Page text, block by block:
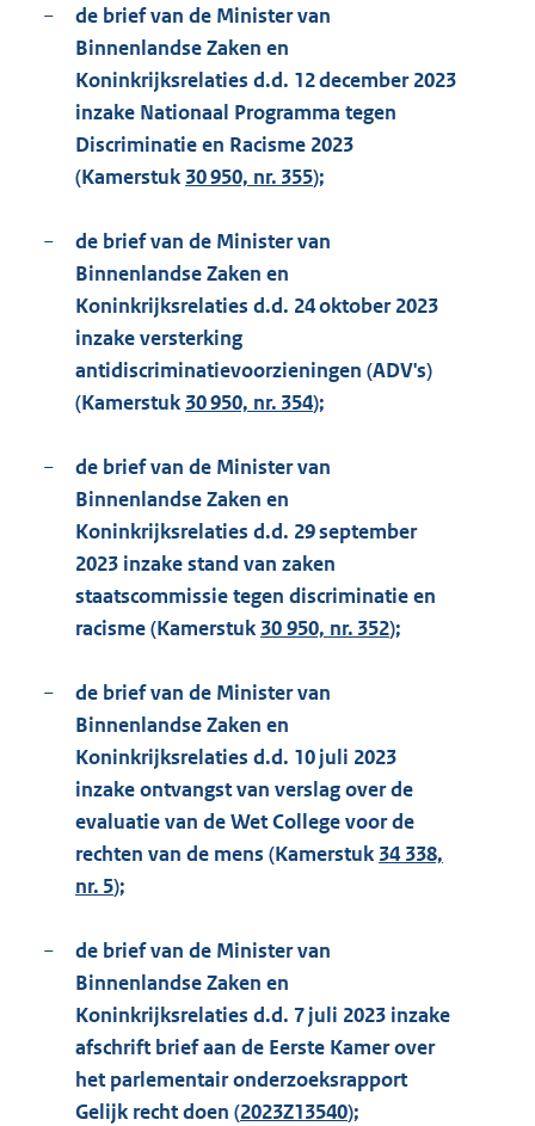
−
de brief van de Minister van
Binnenlandse Zaken en
Koninkrijksrelaties d.d. 12 december 2023
inzake Nationaal Programma tegen
Discriminatie en Racisme 2023
(Kamerstuk 30 950, nr. 355);
−
de brief van de Minister van
Binnenlandse Zaken en
Koninkrijksrelaties d.d. 24 oktober 2023
inzake versterking
antidiscriminatievoorzieningen (ADV's)
(Kamerstuk 30 950, nr. 354);
−
de brief van de Minister van
Binnenlandse Zaken en
Koninkrijksrelaties d.d. 29 september
2023 inzake stand van zaken
staatscommissie tegen discriminatie en
racisme (Kamerstuk 30 950, nr. 352);
−
de brief van de Minister van
Binnenlandse Zaken en
Koninkrijksrelaties d.d. 10 juli 2023
inzake ontvangst van verslag over de
evaluatie van de Wet College voor de
rechten van de mens (Kamerstuk 34 338,
nr. 5);
−
de brief van de Minister van
Binnenlandse Zaken en
Koninkrijksrelaties d.d. 7 juli 2023 inzake
afschrift brief aan de Eerste Kamer over
het parlementair onderzoeksrapport
Gelijk recht doen (2023Z13540);